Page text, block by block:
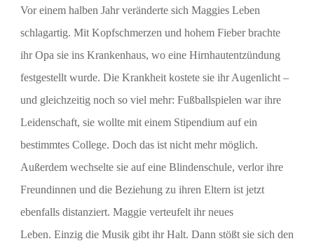
Vor einem halben Jahr veränderte sich Maggies Leben
schlagartig. Mit Kopfschmerzen und hohem Fieber brachte
ihr Opa sie ins Krankenhaus, wo eine Hirnhautentzündung
festgestellt wurde. Die Krankheit kostete sie ihr Augenlicht –
und gleichzeitig noch so viel mehr: Fußballspielen war ihre
Leidenschaft, sie wollte mit einem Stipendium auf ein
bestimmtes College. Doch das ist nicht mehr möglich.
Außerdem wechselte sie auf eine Blindenschule, verlor ihre
Freundinnen und die Beziehung zu ihren Eltern ist jetzt
ebenfalls distanziert. Maggie verteufelt ihr neues
Leben. Einzig die Musik gibt ihr Halt. Dann stößt sie sich den